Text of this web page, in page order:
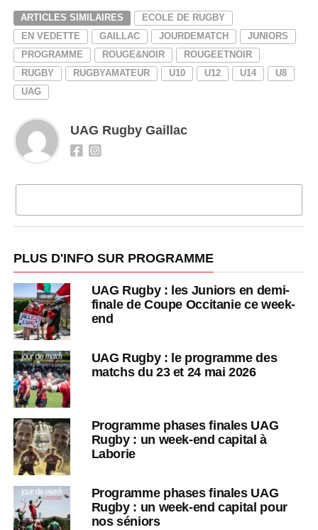
ARTICLES SIMILAIRES
ECOLE DE RUGBY
EN VEDETTE
GAILLAC JOURDEMATCH
JUNIORS
PROGRAMME
ROUGE&NOIR
ROUGEETNOIR
RUGBY
RUGBYAMATEUR U10 U12 U14
U8
UAG
UAG Rugby Gaillac
PLUS D'INFO SUR PROGRAMME
UAG Rugby : les Juniors en demi-
finale de Coupe Occitanie ce week-
end
UAG Rugby : le programme des
matchs du 23 et 24 mai 2026
Programme phases finales UAG
Rugby : un week-end capital à
Laborie
Programme phases finales UAG
Rugby : un week-end capital pour
nos séniors